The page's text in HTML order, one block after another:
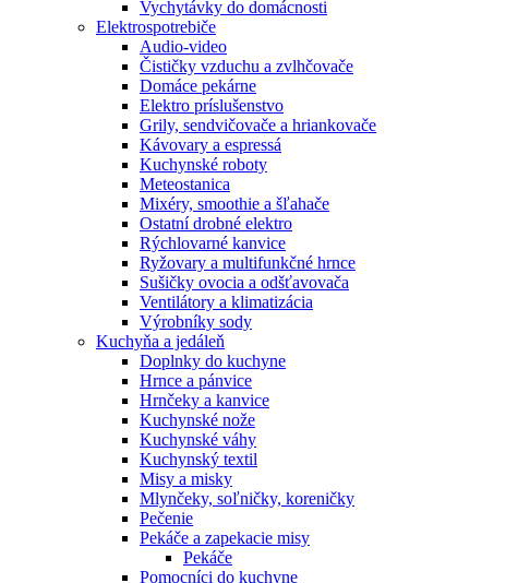
Vychytávky do domácnosti
Elektrospotrebiče
Audio-video
Čističky vzduchu a zvlhčovače
Domáce pekárne
Elektro príslušenstvo
Grily, sendvičovače a hriankovače
Kávovary a espressá
Kuchynské roboty
Meteostanica
Mixéry, smoothie a šľahače
Ostatní drobné elektro
Rýchlovarné kanvice
Ryžovary a multifunkčné hrnce
Sušičky ovocia a odšťavovača
Ventilátory a klimatizácia
Výrobníky sody
Kuchyňa a jedáleň
Doplnky do kuchyne
Hrnce a pánvice
Hrnčeky a kanvice
Kuchynské nože
Kuchynské váhy
Kuchynský textil
Misy a misky
Mlynčeky, soľničky, koreničky
Pečenie
Pekáče a zapekacie misy
Pekáče
Pomocníci do kuchyne